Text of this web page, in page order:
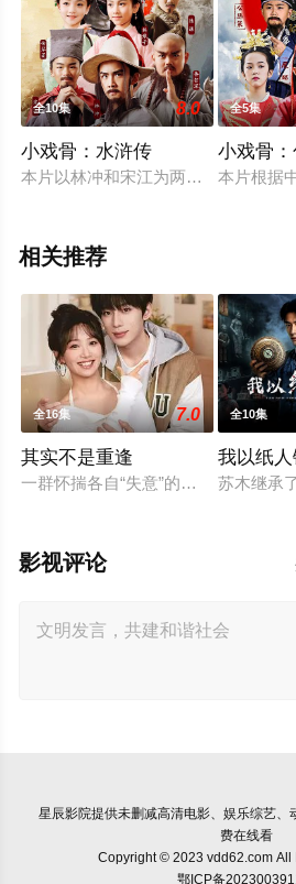
全10集 8.0
小戏骨：水浒传
本片以林冲和宋江为两条主线，保留
全5集
小戏骨
本片根据
相关推荐
全16集 7.0
其实不是重逢
一群怀揣各自“失意”的年轻人，在沿
全10集
我以纸
苏木继承
影视评论
星辰影院提供未删减高清电影、娱乐综艺、
费在线看
Copyright © 2023 vdd62.com All
鄂ICP备